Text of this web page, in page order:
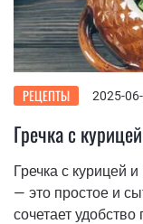
РЕЦЕПТЫ 2025-
Гречка с
Гречка с курицей
— это простое и
сочетает